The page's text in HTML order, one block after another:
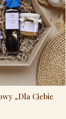
„Dla Ciebie